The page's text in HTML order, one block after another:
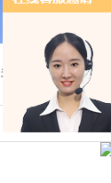
我的位置：首页